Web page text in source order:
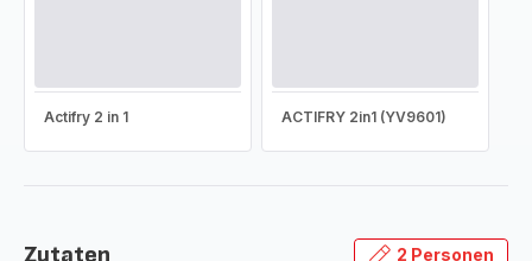
Actifry 2 in 1 ACTIFRY 2in1 (YV9601)
Zutaten 2 Personen